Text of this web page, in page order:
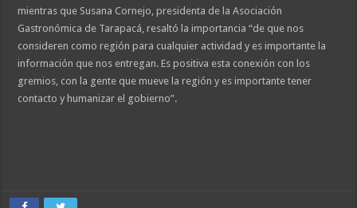
mientras que Susana Cornejo, presidenta de la Asociación
Gastronómica de Tarapacá, resaltó la importancia “de que nos
consideren como región para cualquier actividad y es importante la
información que nos entregan. Es positiva esta conexión con los
gremios, con la gente que mueve la región y es importante tener
contacto y humanizar el gobierno”.